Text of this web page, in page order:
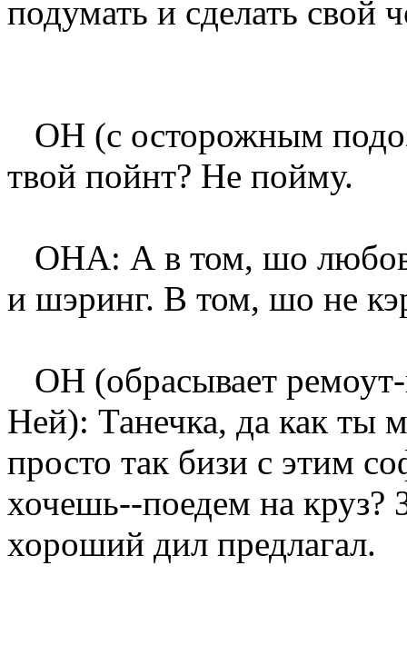
подумать и сделать свой
ОН (с осторожным
твой пойнт? Не пойму.
ОНА: А в том, шо
и шэринг. В том, шо не
ОН (обрасывает
Ней): Танечка, да как
просто так бизи с этим
хочешь--поедем на круз?
хороший дил предлагал.